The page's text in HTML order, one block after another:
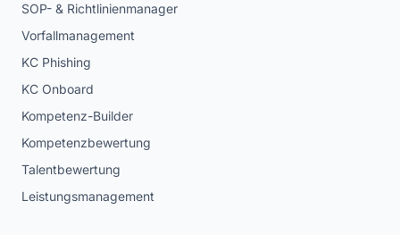
SOP- & Richtlinienmanager
Vorfallmanagement
KC Phishing
KC Onboard
Kompetenz-Builder
Kompetenzbewertung
Talentbewertung
Leistungsmanagement